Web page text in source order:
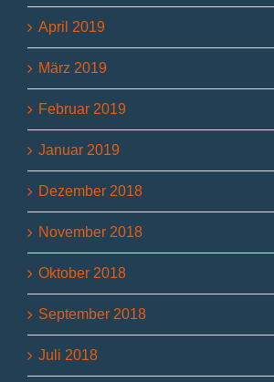
April 2019
März 2019
Februar 2019
Januar 2019
Dezember 2018
November 2018
Oktober 2018
September 2018
Juli 2018